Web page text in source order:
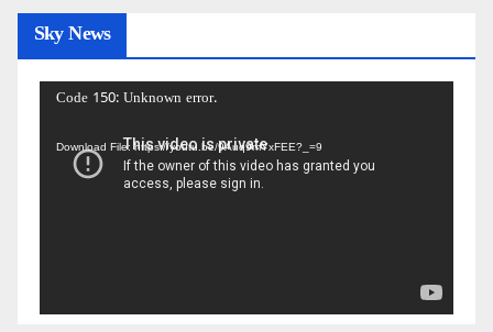
Sky News
Video
Code 150: Unknown error.
Download File: https://youtu.be/9Auq9mYxFEE?_=9